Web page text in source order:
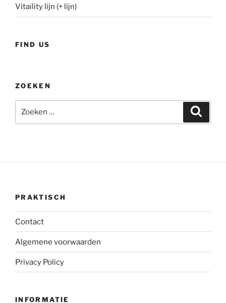
Vitaility lijn (+ lijn)
FIND US
ZOEKEN
naar:
PRAKTISCH
Contact
Algemene voorwaarden
Privacy Policy
INFORMATIE